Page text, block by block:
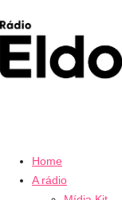
Home
A rádio